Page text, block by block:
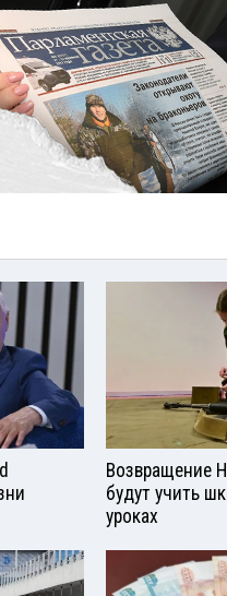
Возвращение
будут учить
уроках